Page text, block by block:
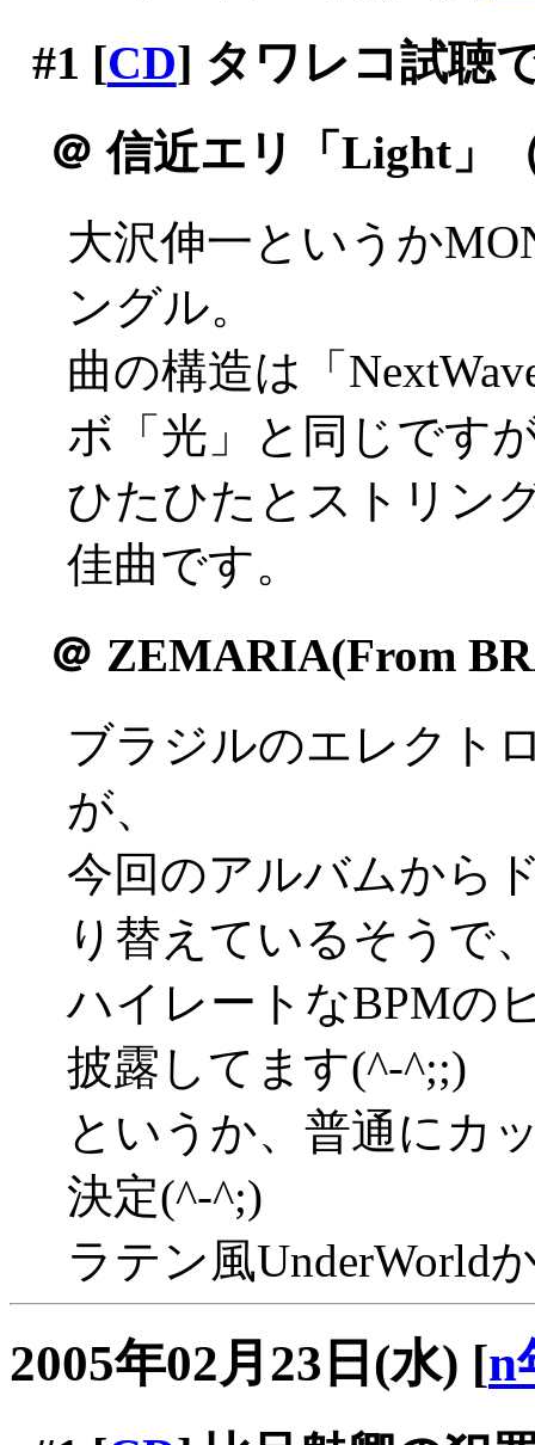
#1 [CD] タワレコ試聴
＠ 信近エリ「Light」
大沢伸一というか
ングル。
曲の構造は「
ボ「光」と同じです
ひたひたとストリン
佳曲です。
＠ ZEMARIA(From
ブラジルのエレクト
が、
今回のアルバムから
り替えているそうで
ハイレートなBPMの
披露してます(^-^;;)
というか、普通にカ
決定(^-^;)
ラテン風UnderWorld
2005年02月23日(水) [n